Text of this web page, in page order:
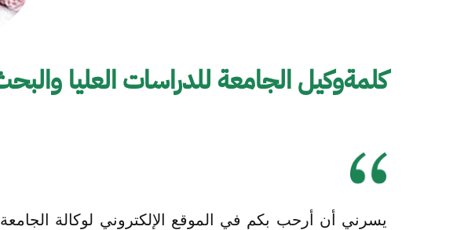
كلمةوكيل الجامعة للدراسات العليا
يسرني أن أرحب بكم في الموقع الإلكتروني لوكالة